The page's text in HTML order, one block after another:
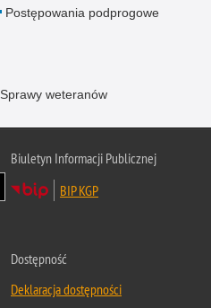
Postępowania podprogowe
Sprawy weteranów
Biuletyn Informacji Publicznej
BIP KGP
Dostępność
Deklaracja dostępności